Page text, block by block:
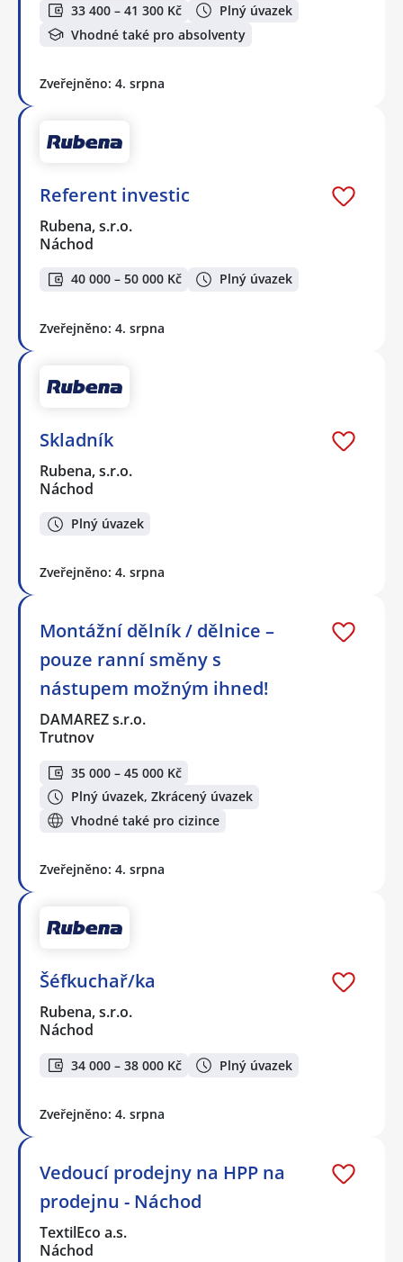
33 400 – 41 300 Kč
Plný úvazek
Vhodné také pro absolventy
Zveřejněno: 4. srpna
Referent investic
Rubena, s.r.o.
Náchod
40 000 – 50 000 Kč Plný úvazek
Zveřejněno: 4. srpna
Skladník
Rubena, s.r.o.
Náchod
Plný úvazek
Zveřejněno: 4. srpna
Montážní dělník / dělnice –
pouze ranní směny s
nástupem možným ihned!
DAMAREZ s.r.o.
Trutnov
35 000 – 45 000 Kč
Plný úvazek, Zkrácený úvazek
Vhodné také pro cizince
Zveřejněno: 4. srpna
Šéfkuchař/ka
Rubena, s.r.o.
Náchod
34 000 – 38 000 Kč Plný úvazek
Zveřejněno: 4. srpna
Vedoucí prodejny na HPP na
prodejnu - Náchod
TextilEco a.s.
Náchod